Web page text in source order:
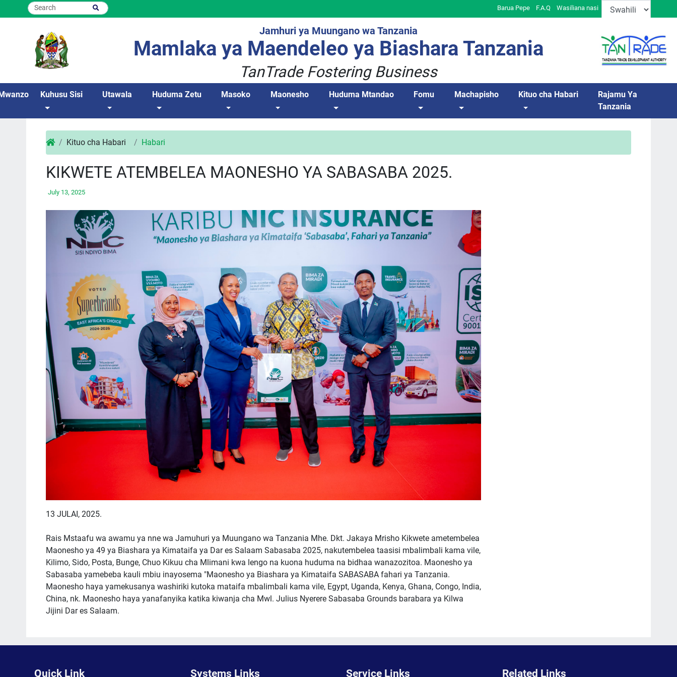
Wasiliana nasi
F.A.Q
Barua Pepe
Jamhuri ya Muungano wa Tanzania
Mamlaka ya Maendeleo ya Biashara Tanzania
TanTrade Fostering Business
Kuhusu Sisi Utawala Huduma Zetu Masoko Maonesho Huduma Mtandao Fomu Machapisho Kituo cha Habari
Rajamu Ya
Tanzania
Kituo cha Habari Habari
KIKWETE ATEMBELEA MAONESHO YA SABASABA 2025.
July 13, 2025
13 JULAI, 2025.
Rais Mstaafu wa awamu ya nne wa Jamuhuri ya Muungano wa Tanzania Mhe. Dkt. Jakaya Mrisho Kikwete ametembelea
Maonesho ya 49 ya Biashara ya Kimataifa ya Dar es Salaam Sabasaba 2025, nakutembelea taasisi mbalimbali kama vile,
Kilimo, Sido, Posta, Bunge, Chuo Kikuu cha Mlimani kwa lengo na kuona huduma na bidhaa wanazozitoa. Maonesho ya
Sabasaba yamebeba kauli mbiu inayosema "Maonesho ya Biashara ya Kimataifa SABASABA fahari ya Tanzania.
Maonesho haya yamekusanya washiriki kutoka mataifa mbalimbali kama vile, Egypt, Uganda, Kenya, Ghana, Congo, India,
China, nk. Maonesho haya yanafanyika katika kiwanja cha Mwl. Julius Nyerere Sabasaba Grounds barabara ya Kilwa
Jijini Dar es Salaam.
Quick Link Systems Links Service Links Related Links